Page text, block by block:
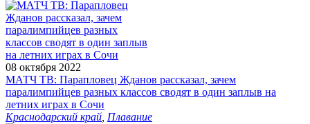
08 октября 2022
МАТЧ ТВ: Парапловец Жданов рассказал, зачем
паралимпийцев разных классов сводят в один заплыв на
летних играх в Сочи
Краснодарский край Плавание